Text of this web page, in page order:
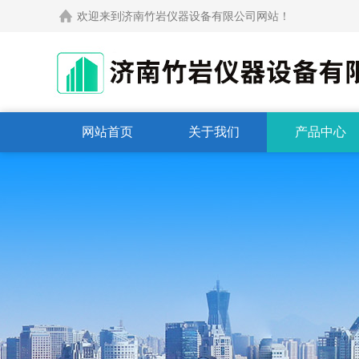
欢迎来到济南竹岩仪器设备有限公司网站！
网站首页 关于我们 产品中心